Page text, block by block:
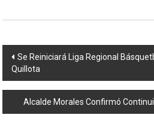
Navegación
de
entradas
Se Reiniciará Liga Regional
Quillota
Alcalde Morales Confirmó